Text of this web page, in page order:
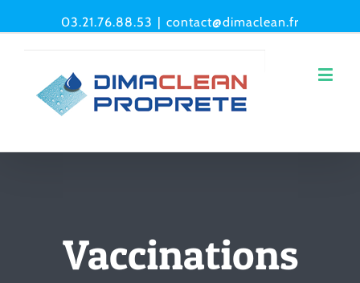
03.21.76.88.53 | contact@dimaclean.fr
Vaccinations